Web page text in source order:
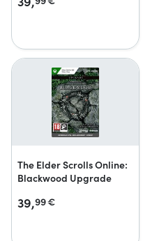
The Elder Scrolls Online:
Blackwood Upgrade
39,99€